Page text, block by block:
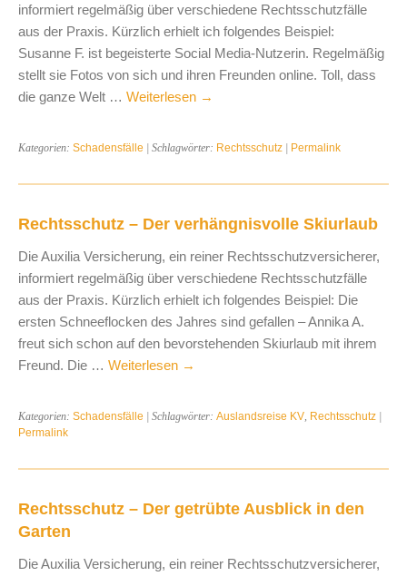
informiert regelmäßig über verschiedene Rechtsschutzfälle
aus der Praxis. Kürzlich erhielt ich folgendes Beispiel:
Susanne F. ist begeisterte Social Media-Nutzerin. Regelmäßig
stellt sie Fotos von sich und ihren Freunden online. Toll, dass
die ganze Welt … Weiterlesen →
Kategorien: Schadensfälle | Schlagwörter: Rechtsschutz | Permalink
Rechtsschutz – Der verhängnisvolle Skiurlaub
Die Auxilia Versicherung, ein reiner Rechtsschutzversicherer,
informiert regelmäßig über verschiedene Rechtsschutzfälle
aus der Praxis. Kürzlich erhielt ich folgendes Beispiel: Die
ersten Schneeflocken des Jahres sind gefallen – Annika A.
freut sich schon auf den bevorstehenden Skiurlaub mit ihrem
Freund. Die … Weiterlesen →
Kategorien: Schadensfälle | Schlagwörter: Auslandsreise KV Rechtsschutz |
Permalink
Rechtsschutz – Der getrübte Ausblick in den
Garten
Die Auxilia Versicherung, ein reiner Rechtsschutzversicherer,